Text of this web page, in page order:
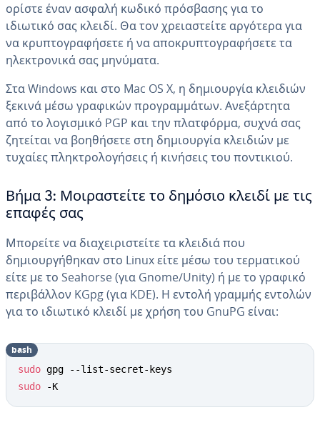
ορίστε έναν ασφαλή κωδικό πρόσβασης για το
ιδιωτικό σας κλειδί. Θα τον χρειαστείτε αργότερα για
να κρυπτογραφήσετε ή να αποκρυπτογραφήσετε τα
ηλεκτρονικά σας μηνύματα.
Στα Windows και στο Mac OS X, η δημιουργία κλειδιών
ξεκινά μέσω γραφικών προγραμμάτων. Ανεξάρτητα
από το λογισμικό PGP και την πλατφόρμα, συχνά σας
ζητείται να βοηθήσετε στη δημιουργία κλειδιών με
τυχαίες πληκτρολογήσεις ή κινήσεις του ποντικιού.
Βήμα 3: Μοιραστείτε το δημόσιο κλειδί με τις
επαφές σας
Μπορείτε να διαχειριστείτε τα κλειδιά που
δημιουργήθηκαν στο Linux είτε μέσω του τερματικού
είτε με το Seahorse (για Gnome/Unity) ή με το γραφικό
περιβάλλον KGpg (για KDE). Η εντολή γραμμής εντολών
για το ιδιωτικό κλειδί με χρήση του GnuPG είναι:
sudo
sudo -K
bash